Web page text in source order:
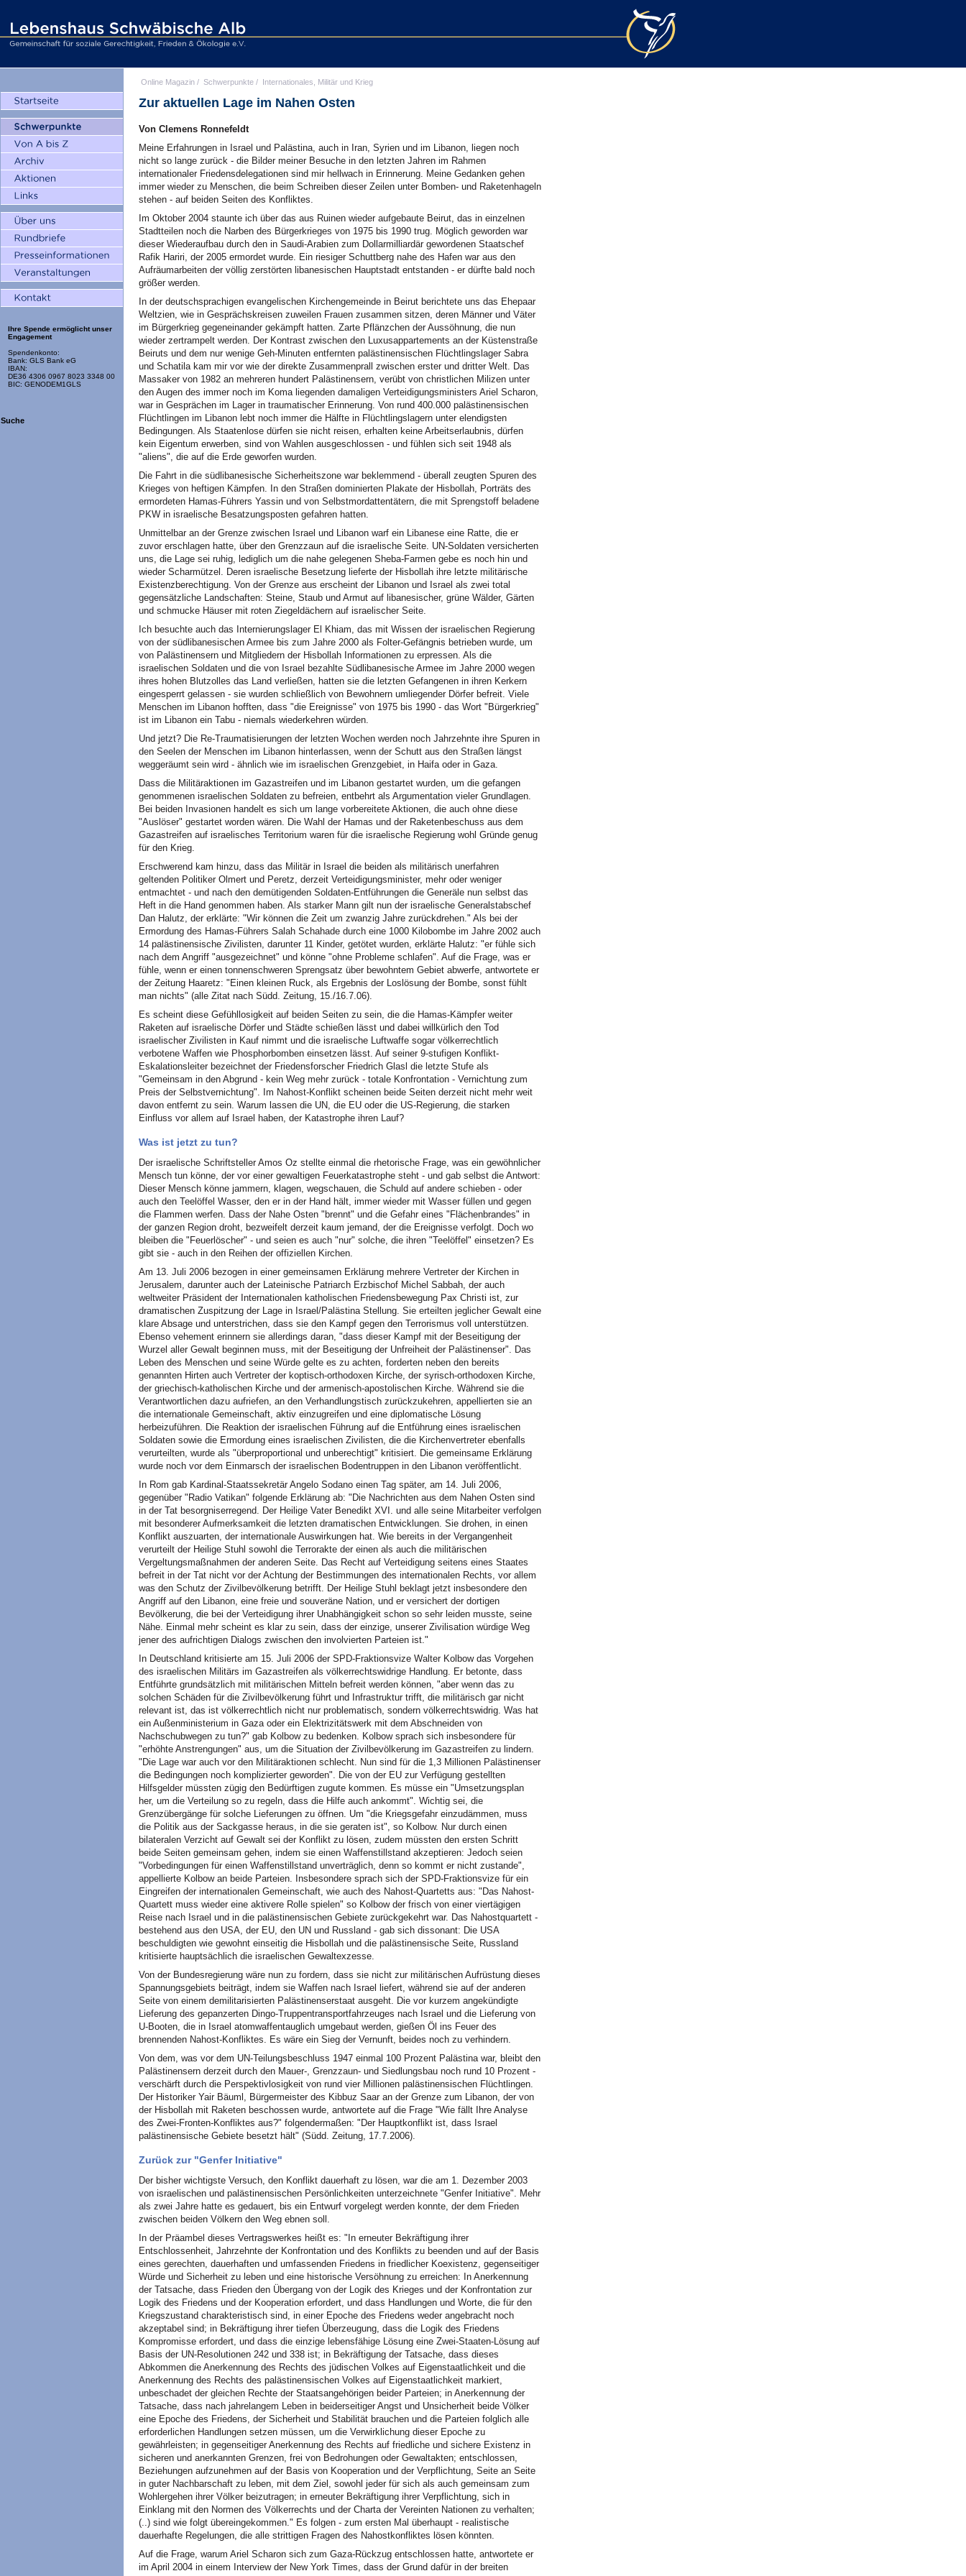
Ihre Spende ermöglicht unser
Engagement
Spendenkonto:
Bank: GLS Bank eG
IBAN:
DE36 4306 0967 8023 3348 00
BIC: GENODEM1GLS
Suche
Online Magazin / Schwerpunkte / Internationales, Militär und Krieg
Zur aktuellen Lage im Nahen Osten
Von Clemens Ronnefeldt
Meine Erfahrungen in Israel und Palästina, auch in Iran, Syrien und im Libanon, liegen noch
nicht so lange zurück - die Bilder meiner Besuche in den letzten Jahren im Rahmen
internationaler Friedensdelegationen sind mir hellwach in Erinnerung. Meine Gedanken gehen
immer wieder zu Menschen, die beim Schreiben dieser Zeilen unter Bomben- und Raketenhageln
stehen - auf beiden Seiten des Konfliktes.
Im Oktober 2004 staunte ich über das aus Ruinen wieder aufgebaute Beirut, das in einzelnen
Stadtteilen noch die Narben des Bürgerkrieges von 1975 bis 1990 trug. Möglich geworden war
dieser Wiederaufbau durch den in Saudi-Arabien zum Dollarmilliardär gewordenen Staatschef
Rafik Hariri, der 2005 ermordet wurde. Ein riesiger Schuttberg nahe des Hafen war aus den
Aufräumarbeiten der völlig zerstörten libanesischen Hauptstadt entstanden - er dürfte bald noch
größer werden.
In der deutschsprachigen evangelischen Kirchengemeinde in Beirut berichtete uns das Ehepaar
Weltzien, wie in Gesprächskreisen zuweilen Frauen zusammen sitzen, deren Männer und Väter
im Bürgerkrieg gegeneinander gekämpft hatten. Zarte Pflänzchen der Aussöhnung, die nun
wieder zertrampelt werden. Der Kontrast zwischen den Luxusappartements an der Küstenstraße
Beiruts und dem nur wenige Geh-Minuten entfernten palästinensischen Flüchtlingslager Sabra
und Schatila kam mir vor wie der direkte Zusammenprall zwischen erster und dritter Welt. Das
Massaker von 1982 an mehreren hundert Palästinensern, verübt von christlichen Milizen unter
den Augen des immer noch im Koma liegenden damaligen Verteidigungsministers Ariel Scharon,
war in Gesprächen im Lager in traumatischer Erinnerung. Von rund 400.000 palästinensischen
Flüchtlingen im Libanon lebt noch immer die Hälfte in Flüchtlingslagern unter elendigsten
Bedingungen. Als Staatenlose dürfen sie nicht reisen, erhalten keine Arbeitserlaubnis, dürfen
kein Eigentum erwerben, sind von Wahlen ausgeschlossen - und fühlen sich seit 1948 als
"aliens", die auf die Erde geworfen wurden.
Die Fahrt in die südlibanesische Sicherheitszone war beklemmend - überall zeugten Spuren des
Krieges von heftigen Kämpfen. In den Straßen dominierten Plakate der Hisbollah, Porträts des
ermordeten Hamas-Führers Yassin und von Selbstmordattentätern, die mit Sprengstoff beladene
PKW in israelische Besatzungsposten gefahren hatten.
Unmittelbar an der Grenze zwischen Israel und Libanon warf ein Libanese eine Ratte, die er
zuvor erschlagen hatte, über den Grenzzaun auf die israelische Seite. UN-Soldaten versicherten
uns, die Lage sei ruhig, lediglich um die nahe gelegenen Sheba-Farmen gebe es noch hin und
wieder Scharmützel. Deren israelische Besetzung lieferte der Hisbollah ihre letzte militärische
Existenzberechtigung. Von der Grenze aus erscheint der Libanon und Israel als zwei total
gegensätzliche Landschaften: Steine, Staub und Armut auf libanesischer, grüne Wälder, Gärten
und schmucke Häuser mit roten Ziegeldächern auf israelischer Seite.
Ich besuchte auch das Internierungslager El Khiam, das mit Wissen der israelischen Regierung
von der südlibanesischen Armee bis zum Jahre 2000 als Folter-Gefängnis betrieben wurde, um
von Palästinensern und Mitgliedern der Hisbollah Informationen zu erpressen. Als die
israelischen Soldaten und die von Israel bezahlte Südlibanesische Armee im Jahre 2000 wegen
ihres hohen Blutzolles das Land verließen, hatten sie die letzten Gefangenen in ihren Kerkern
eingesperrt gelassen - sie wurden schließlich von Bewohnern umliegender Dörfer befreit. Viele
Menschen im Libanon hofften, dass "die Ereignisse" von 1975 bis 1990 - das Wort "Bürgerkrieg"
ist im Libanon ein Tabu - niemals wiederkehren würden.
Und jetzt? Die Re-Traumatisierungen der letzten Wochen werden noch Jahrzehnte ihre Spuren in
den Seelen der Menschen im Libanon hinterlassen, wenn der Schutt aus den Straßen längst
weggeräumt sein wird - ähnlich wie im israelischen Grenzgebiet, in Haifa oder in Gaza.
Dass die Militäraktionen im Gazastreifen und im Libanon gestartet wurden, um die gefangen
genommenen israelischen Soldaten zu befreien, entbehrt als Argumentation vieler Grundlagen.
Bei beiden Invasionen handelt es sich um lange vorbereitete Aktionen, die auch ohne diese
"Auslöser" gestartet worden wären. Die Wahl der Hamas und der Raketenbeschuss aus dem
Gazastreifen auf israelisches Territorium waren für die israelische Regierung wohl Gründe genug
für den Krieg.
Erschwerend kam hinzu, dass das Militär in Israel die beiden als militärisch unerfahren
geltenden Politiker Olmert und Peretz, derzeit Verteidigungsminister, mehr oder weniger
entmachtet - und nach den demütigenden Soldaten-Entführungen die Generäle nun selbst das
Heft in die Hand genommen haben. Als starker Mann gilt nun der israelische Generalstabschef
Dan Halutz, der erklärte: "Wir können die Zeit um zwanzig Jahre zurückdrehen." Als bei der
Ermordung des Hamas-Führers Salah Schahade durch eine 1000 Kilobombe im Jahre 2002 auch
14 palästinensische Zivilisten, darunter 11 Kinder, getötet wurden, erklärte Halutz: "er fühle sich
nach dem Angriff "ausgezeichnet" und könne "ohne Probleme schlafen". Auf die Frage, was er
fühle, wenn er einen tonnenschweren Sprengsatz über bewohntem Gebiet abwerfe, antwortete er
der Zeitung Haaretz: "Einen kleinen Ruck, als Ergebnis der Loslösung der Bombe, sonst fühlt
man nichts" (alle Zitat nach Südd. Zeitung, 15./16.7.06).
Es scheint diese Gefühllosigkeit auf beiden Seiten zu sein, die die Hamas-Kämpfer weiter
Raketen auf israelische Dörfer und Städte schießen lässt und dabei willkürlich den Tod
israelischer Zivilisten in Kauf nimmt und die israelische Luftwaffe sogar völkerrechtlich
verbotene Waffen wie Phosphorbomben einsetzen lässt. Auf seiner 9-stufigen Konflikt-
Eskalationsleiter bezeichnet der Friedensforscher Friedrich Glasl die letzte Stufe als
"Gemeinsam in den Abgrund - kein Weg mehr zurück - totale Konfrontation - Vernichtung zum
Preis der Selbstvernichtung". Im Nahost-Konflikt scheinen beide Seiten derzeit nicht mehr weit
davon entfernt zu sein. Warum lassen die UN, die EU oder die US-Regierung, die starken
Einfluss vor allem auf Israel haben, der Katastrophe ihren Lauf?
Was ist jetzt zu tun?
Der israelische Schriftsteller Amos Oz stellte einmal die rhetorische Frage, was ein gewöhnlicher
Mensch tun könne, der vor einer gewaltigen Feuerkatastrophe steht - und gab selbst die Antwort:
Dieser Mensch könne jammern, klagen, wegschauen, die Schuld auf andere schieben - oder
auch den Teelöffel Wasser, den er in der Hand hält, immer wieder mit Wasser füllen und gegen
die Flammen werfen. Dass der Nahe Osten "brennt" und die Gefahr eines "Flächenbrandes" in
der ganzen Region droht, bezweifelt derzeit kaum jemand, der die Ereignisse verfolgt. Doch wo
bleiben die "Feuerlöscher" - und seien es auch "nur" solche, die ihren "Teelöffel" einsetzen? Es
gibt sie - auch in den Reihen der offiziellen Kirchen.
Am 13. Juli 2006 bezogen in einer gemeinsamen Erklärung mehrere Vertreter der Kirchen in
Jerusalem, darunter auch der Lateinische Patriarch Erzbischof Michel Sabbah, der auch
weltweiter Präsident der Internationalen katholischen Friedensbewegung Pax Christi ist, zur
dramatischen Zuspitzung der Lage in Israel/Palästina Stellung. Sie erteilten jeglicher Gewalt eine
klare Absage und unterstrichen, dass sie den Kampf gegen den Terrorismus voll unterstützen.
Ebenso vehement erinnern sie allerdings daran, "dass dieser Kampf mit der Beseitigung der
Wurzel aller Gewalt beginnen muss, mit der Beseitigung der Unfreiheit der Palästinenser". Das
Leben des Menschen und seine Würde gelte es zu achten, forderten neben den bereits
genannten Hirten auch Vertreter der koptisch-orthodoxen Kirche, der syrisch-orthodoxen Kirche,
der griechisch-katholischen Kirche und der armenisch-apostolischen Kirche. Während sie die
Verantwortlichen dazu aufriefen, an den Verhandlungstisch zurückzukehren, appellierten sie an
die internationale Gemeinschaft, aktiv einzugreifen und eine diplomatische Lösung
herbeizuführen. Die Reaktion der israelischen Führung auf die Entführung eines israelischen
Soldaten sowie die Ermordung eines israelischen Zivilisten, die die Kirchenvertreter ebenfalls
verurteilten, wurde als "überproportional und unberechtigt" kritisiert. Die gemeinsame Erklärung
wurde noch vor dem Einmarsch der israelischen Bodentruppen in den Libanon veröffentlicht.
In Rom gab Kardinal-Staatssekretär Angelo Sodano einen Tag später, am 14. Juli 2006,
gegenüber "Radio Vatikan" folgende Erklärung ab: "Die Nachrichten aus dem Nahen Osten sind
in der Tat besorgniserregend. Der Heilige Vater Benedikt XVI. und alle seine Mitarbeiter verfolgen
mit besonderer Aufmerksamkeit die letzten dramatischen Entwicklungen. Sie drohen, in einen
Konflikt auszuarten, der internationale Auswirkungen hat. Wie bereits in der Vergangenheit
verurteilt der Heilige Stuhl sowohl die Terrorakte der einen als auch die militärischen
Vergeltungsmaßnahmen der anderen Seite. Das Recht auf Verteidigung seitens eines Staates
befreit in der Tat nicht vor der Achtung der Bestimmungen des internationalen Rechts, vor allem
was den Schutz der Zivilbevölkerung betrifft. Der Heilige Stuhl beklagt jetzt insbesondere den
Angriff auf den Libanon, eine freie und souveräne Nation, und er versichert der dortigen
Bevölkerung, die bei der Verteidigung ihrer Unabhängigkeit schon so sehr leiden musste, seine
Nähe. Einmal mehr scheint es klar zu sein, dass der einzige, unserer Zivilisation würdige Weg
jener des aufrichtigen Dialogs zwischen den involvierten Parteien ist."
In Deutschland kritisierte am 15. Juli 2006 der SPD-Fraktionsvize Walter Kolbow das Vorgehen
des israelischen Militärs im Gazastreifen als völkerrechtswidrige Handlung. Er betonte, dass
Entführte grundsätzlich mit militärischen Mitteln befreit werden können, "aber wenn das zu
solchen Schäden für die Zivilbevölkerung führt und Infrastruktur trifft, die militärisch gar nicht
relevant ist, das ist völkerrechtlich nicht nur problematisch, sondern völkerrechtswidrig. Was hat
ein Außenministerium in Gaza oder ein Elektrizitätswerk mit dem Abschneiden von
Nachschubwegen zu tun?" gab Kolbow zu bedenken. Kolbow sprach sich insbesondere für
"erhöhte Anstrengungen" aus, um die Situation der Zivilbevölkerung im Gazastreifen zu lindern.
"Die Lage war auch vor den Militäraktionen schlecht. Nun sind für die 1,3 Millionen Palästinenser
die Bedingungen noch komplizierter geworden". Die von der EU zur Verfügung gestellten
Hilfsgelder müssten zügig den Bedürftigen zugute kommen. Es müsse ein "Umsetzungsplan
her, um die Verteilung so zu regeln, dass die Hilfe auch ankommt". Wichtig sei, die
Grenzübergänge für solche Lieferungen zu öffnen. Um "die Kriegsgefahr einzudämmen, muss
die Politik aus der Sackgasse heraus, in die sie geraten ist", so Kolbow. Nur durch einen
bilateralen Verzicht auf Gewalt sei der Konflikt zu lösen, zudem müssten den ersten Schritt
beide Seiten gemeinsam gehen, indem sie einen Waffenstillstand akzeptieren: Jedoch seien
"Vorbedingungen für einen Waffenstillstand unverträglich, denn so kommt er nicht zustande",
appellierte Kolbow an beide Parteien. Insbesondere sprach sich der SPD-Fraktionsvize für ein
Eingreifen der internationalen Gemeinschaft, wie auch des Nahost-Quartetts aus: "Das Nahost-
Quartett muss wieder eine aktivere Rolle spielen" so Kolbow der frisch von einer viertägigen
Reise nach Israel und in die palästinensischen Gebiete zurückgekehrt war. Das Nahostquartett -
bestehend aus den USA, der EU, den UN und Russland - gab sich dissonant: Die USA
beschuldigten wie gewohnt einseitig die Hisbollah und die palästinensische Seite, Russland
kritisierte hauptsächlich die israelischen Gewaltexzesse.
Von der Bundesregierung wäre nun zu fordern, dass sie nicht zur militärischen Aufrüstung dieses
Spannungsgebiets beiträgt, indem sie Waffen nach Israel liefert, während sie auf der anderen
Seite von einem demilitarisierten Palästinenserstaat ausgeht. Die vor kurzem angekündigte
Lieferung des gepanzerten Dingo-Truppentransportfahrzeuges nach Israel und die Lieferung von
U-Booten, die in Israel atomwaffentauglich umgebaut werden, gießen Öl ins Feuer des
brennenden Nahost-Konfliktes. Es wäre ein Sieg der Vernunft, beides noch zu verhindern.
Von dem, was vor dem UN-Teilungsbeschluss 1947 einmal 100 Prozent Palästina war, bleibt den
Palästinensern derzeit durch den Mauer-, Grenzzaun- und Siedlungsbau noch rund 10 Prozent -
verschärft durch die Perspektivlosigkeit von rund vier Millionen palästinensischen Flüchtlingen.
Der Historiker Yair Bäuml, Bürgermeister des Kibbuz Saar an der Grenze zum Libanon, der von
der Hisbollah mit Raketen beschossen wurde, antwortete auf die Frage "Wie fällt Ihre Analyse
des Zwei-Fronten-Konfliktes aus?" folgendermaßen: "Der Hauptkonflikt ist, dass Israel
palästinensische Gebiete besetzt hält" (Südd. Zeitung, 17.7.2006).
Zurück zur "Genfer Initiative"
Der bisher wichtigste Versuch, den Konflikt dauerhaft zu lösen, war die am 1. Dezember 2003
von israelischen und palästinensischen Persönlichkeiten unterzeichnete "Genfer Initiative". Mehr
als zwei Jahre hatte es gedauert, bis ein Entwurf vorgelegt werden konnte, der dem Frieden
zwischen beiden Völkern den Weg ebnen soll.
In der Präambel dieses Vertragswerkes heißt es: "In erneuter Bekräftigung ihrer
Entschlossenheit, Jahrzehnte der Konfrontation und des Konflikts zu beenden und auf der Basis
eines gerechten, dauerhaften und umfassenden Friedens in friedlicher Koexistenz, gegenseitiger
Würde und Sicherheit zu leben und eine historische Versöhnung zu erreichen: In Anerkennung
der Tatsache, dass Frieden den Übergang von der Logik des Krieges und der Konfrontation zur
Logik des Friedens und der Kooperation erfordert, und dass Handlungen und Worte, die für den
Kriegszustand charakteristisch sind, in einer Epoche des Friedens weder angebracht noch
akzeptabel sind; in Bekräftigung ihrer tiefen Überzeugung, dass die Logik des Friedens
Kompromisse erfordert, und dass die einzige lebensfähige Lösung eine Zwei-Staaten-Lösung auf
Basis der UN-Resolutionen 242 und 338 ist; in Bekräftigung der Tatsache, dass dieses
Abkommen die Anerkennung des Rechts des jüdischen Volkes auf Eigenstaatlichkeit und die
Anerkennung des Rechts des palästinensischen Volkes auf Eigenstaatlichkeit markiert,
unbeschadet der gleichen Rechte der Staatsangehörigen beider Parteien; in Anerkennung der
Tatsache, dass nach jahrelangem Leben in beiderseitiger Angst und Unsicherheit beide Völker
eine Epoche des Friedens, der Sicherheit und Stabilität brauchen und die Parteien folglich alle
erforderlichen Handlungen setzen müssen, um die Verwirklichung dieser Epoche zu
gewährleisten; in gegenseitiger Anerkennung des Rechts auf friedliche und sichere Existenz in
sicheren und anerkannten Grenzen, frei von Bedrohungen oder Gewaltakten; entschlossen,
Beziehungen aufzunehmen auf der Basis von Kooperation und der Verpflichtung, Seite an Seite
in guter Nachbarschaft zu leben, mit dem Ziel, sowohl jeder für sich als auch gemeinsam zum
Wohlergehen ihrer Völker beizutragen; in erneuter Bekräftigung ihrer Verpflichtung, sich in
Einklang mit den Normen des Völkerrechts und der Charta der Vereinten Nationen zu verhalten;
(..) sind wie folgt übereingekommen." Es folgen - zum ersten Mal überhaupt - realistische
dauerhafte Regelungen, die alle strittigen Fragen des Nahostkonfliktes lösen könnten.
Auf die Frage, warum Ariel Scharon sich zum Gaza-Rückzug entschlossen hatte, antwortete er
im April 2004 in einem Interview der New York Times, dass der Grund dafür in der breiten